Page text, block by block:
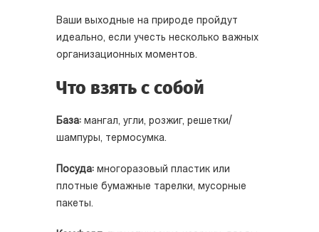
Ваши выходные на природе пройдут
идеально, если учесть несколько важных
организационных моментов.
Что взять с собой
База: мангал, угли, розжиг, решетки/
шампуры, термосумка.
Посуда: многоразовый пластик или
плотные бумажные тарелки, мусорные
пакеты.